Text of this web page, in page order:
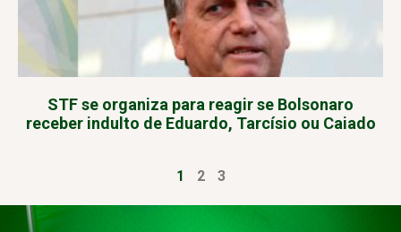
STF se organiza para reagir se Bolsonaro
receber indulto de Eduardo, Tarcísio ou Caiado
1 2 3